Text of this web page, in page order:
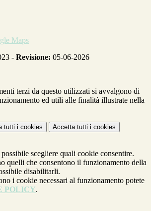
Maps
- Revisione: 05-06-2026
terzi da questo utilizzati si avvalgono di
ed utili alle finalità illustrate nella
tutti i cookies Accetta tutti i cookies
scegliere quali cookie consentire.
quelli che consentono il funzionamento della
disabilitarli.
i cookie necessari al funzionamento potete
POLICY.